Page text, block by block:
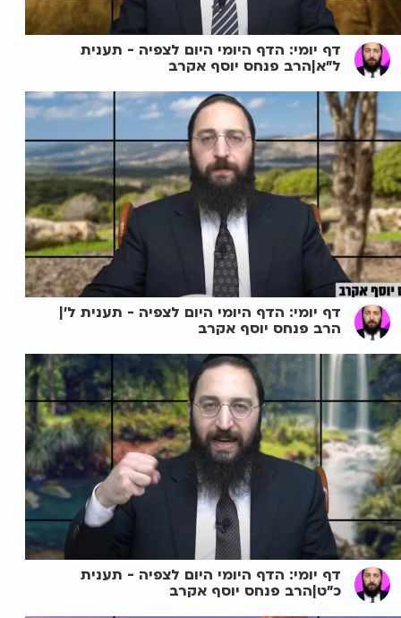
דף יומי: הדף היומי היום לצפיה - תענית
ל"א|הרב פנחס יוסף אקרב
דף יומי: הדף היומי היום לצפיה - תענית ל'|
הרב פנחס יוסף אקרב
דף יומי: הדף היומי היום לצפיה - תענית
כ"ט|הרב פנחס יוסף אקרב